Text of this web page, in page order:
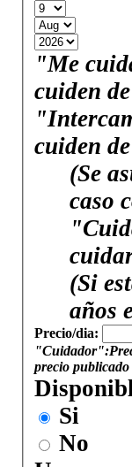
"Me
cuiden
cuiden
(Se
caso
(Si
años
Precio/dia:
"Cuidador":
precio publicado
Si
No